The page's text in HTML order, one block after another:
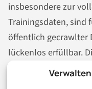
insbesondere zur
Trainingsdaten, sind
öffentlich gecrawlter
lückenlos erfüllbar.
groß für manuelle